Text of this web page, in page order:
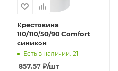
Крестовина
110/110/50/90 Comfort
синикон
Есть в наличии: 21
857.57 ₽/шт